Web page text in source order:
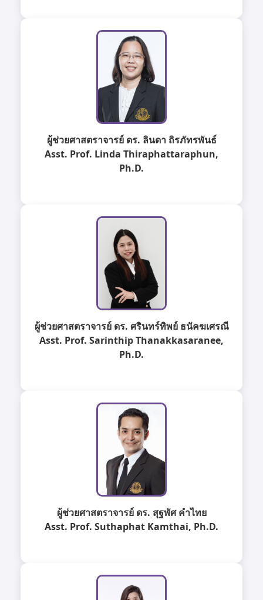
ผู้ช่วยศาสตราจารย์ ดร. ลินดา ถิรภัทรพันธ์
Asst. Prof. Linda Thiraphattaraphun,
Ph.D.
ผู้ช่วยศาสตราจารย์ ดร. ศรินทร์ทิพย์ ธนัคฆเศรณี
Asst. Prof. Sarinthip Thanakkasaranee,
Ph.D.
ผู้ช่วยศาสตราจารย์ ดร. สุฐพัศ คำไทย
Asst. Prof. Suthaphat Kamthai, Ph.D.